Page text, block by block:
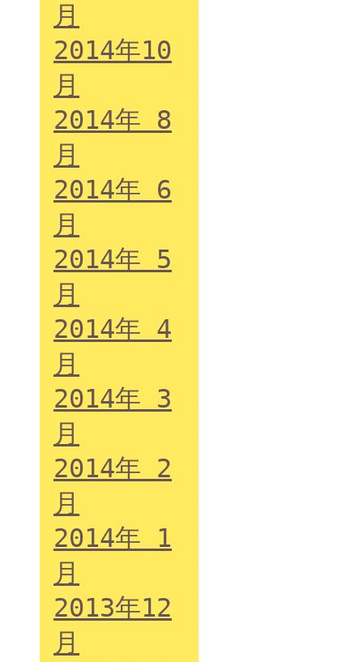
月
2014年10
月
2014年 8
月
2014年 6
月
2014年 5
月
2014年 4
月
2014年 3
月
2014年 2
月
2014年 1
月
2013年12
月